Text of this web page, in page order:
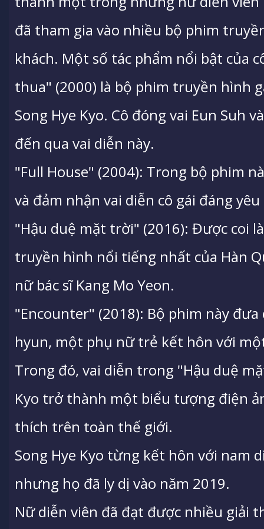
đã tham gia vào nhiều bộ phim
khách. Một số tác phẩm nổi bật của
thua" (2000) là bộ phim truyền hình
Song Hye Kyo. Cô đóng vai Eun Suh
đến qua vai diễn này.
"Full House" (2004): Trong bộ phim
và đảm nhận vai diễn cô gái đáng yêu
"Hậu duệ mặt trời" (2016): Được coi
truyền hình nổi tiếng nhất của Hàn
nữ bác sĩ Kang Mo Yeon.
"Encounter" (2018): Bộ phim này đưa
hyun, một phụ nữ trẻ kết hôn với
Trong đó, vai diễn trong "Hậu duệ
Kyo trở thành một biểu tượng điện
thích trên toàn thế giới.
Song Hye Kyo từng kết hôn với nam
nhưng họ đã ly dị vào năm 2019.
Nữ diễn viên đã đạt được nhiều giải